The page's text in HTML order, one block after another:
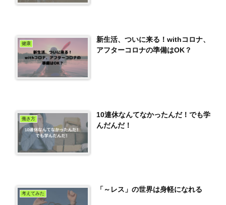
健康
新生活、ついに来る！withコロナ、
アフターコロナの準備はOK？
働き方
10連休なんてなかったんだ！でも学
んだんだ！
考えてみた 「～レス」の世界は身軽になれる